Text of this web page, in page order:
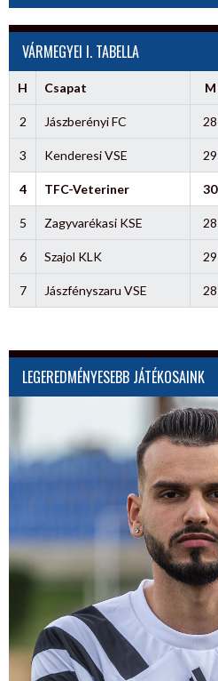
VÁRMEGYEI I. TABELLA
H Csapat M
2 Jászberényi FC 28
3 Kenderesi VSE 29
4 TFC-Veteriner 30
5 Zagyvarékasi KSE 28
6 Szajol KLK 29
7 Jászfényszaru VSE 28
LEGEREDMÉNYESEBB JÁTÉKOSAINK